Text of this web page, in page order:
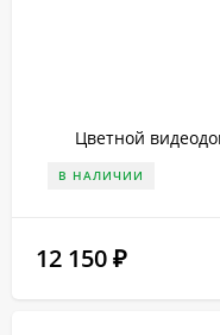
Цветной
В НАЛИЧИИ
12 150 ₽